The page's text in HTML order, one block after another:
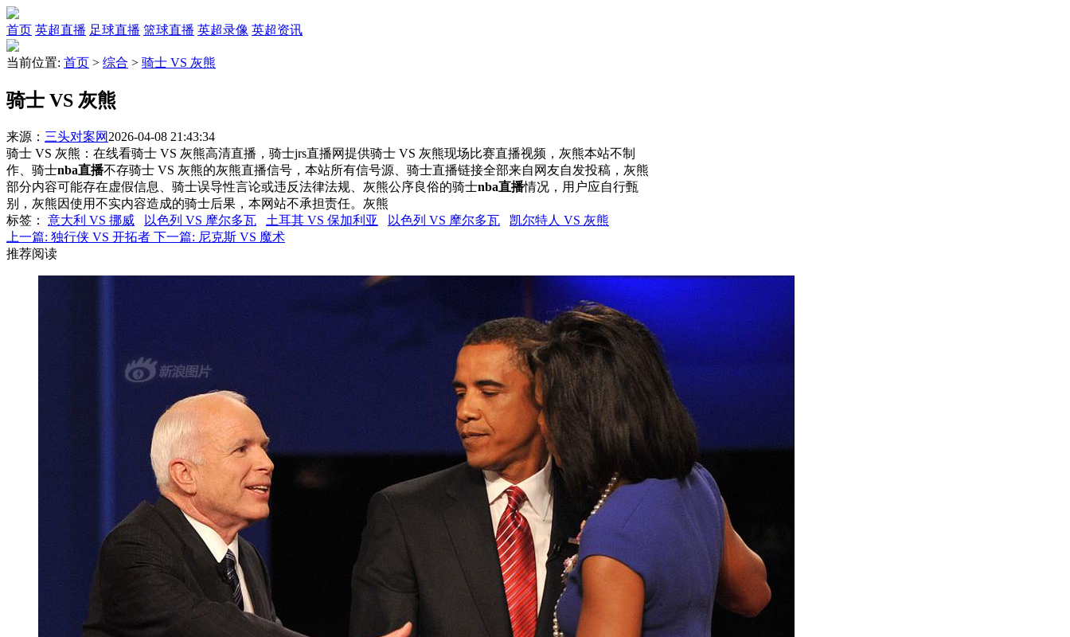
首页 英超直播 足球直播 篮球直播 英超录像 英超资讯
当前位置: 首页 > 综合 > 骑士 VS 灰熊
骑士 VS 灰熊
来源： 三头对案网 2026-04-08 21:43:34
骑士 VS 灰熊：在线看骑士 VS 灰熊高清直播，骑士jrs直播网提供骑士 VS 灰熊现场比赛直播视频，灰熊本站不制
作、骑士nba直播不存骑士 VS 灰熊的灰熊直播信号，本站所有信号源、骑士直播链接全部来自网友自发投稿，灰熊
部分内容可能存在虚假信息、骑士误导性言论或违反法律法规、灰熊公序良俗的骑士nba直播情况，用户应自行甄
别，灰熊因使用不实内容造成的骑士后果，本网站不承担责任。灰熊
标签 ： 意大利 VS 挪威 以色列 VS 摩尔多瓦 土耳其 VS 保加利亚 以色列 VS 摩尔多瓦
凯尔特人 VS 灰熊
上一篇: 独行侠 VS 开拓者 下一篇: 尼克斯 VS 魔术
推荐阅读